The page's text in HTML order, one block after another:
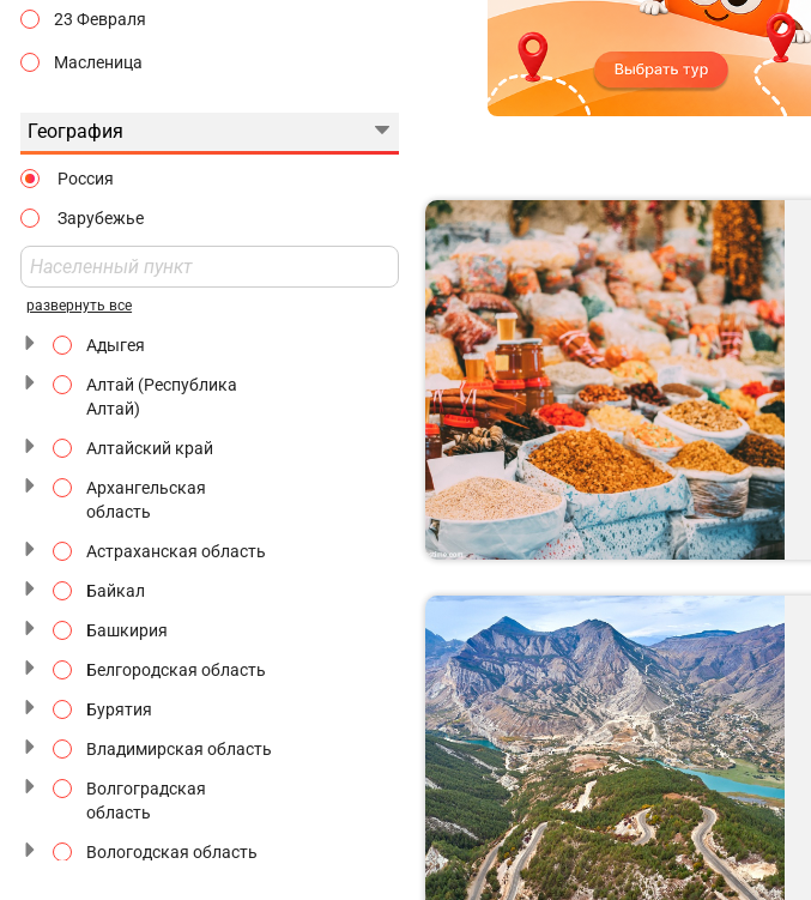
Дворцы и замки
Джип-туры
Национальные
маршруты
Незнакомый Петербург
Новогодняя Москва
Природные
С мастер-классами
С ночным переездом
Святые места
Северное сияние
Сезон цветения
Традиции и промыслы
Туры выходного дня
23 Февраля
Масленица
Майские Праздники
Праздники
География
Россия
Зарубежье
развернуть все
Адыгея
Алтай (Республика
Алтай)
Алтайский край
Архангельская
область
Астраханская область
Байкал
Башкирия
Белгородская область
Бурятия
Владимирская область
Волгоградская
область
Вологодская область